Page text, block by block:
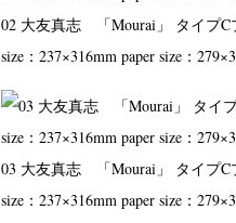
02 大友真志 「Mourai」 タイプC
size：237×316mm paper size：
03 大友真志 「Mourai」 タイプC
size：237×316mm paper size：